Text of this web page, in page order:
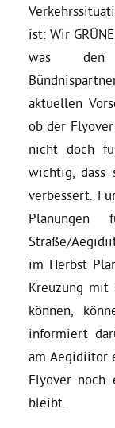
ist: Wir
was den
aktuellen
ob der
nicht doch
wichtig, dass
verbessert.
Planungen
Straße/
im Herbst
Kreuzung mit
können,
informiert
am Aegidiitor
Flyover noch
bleibt.